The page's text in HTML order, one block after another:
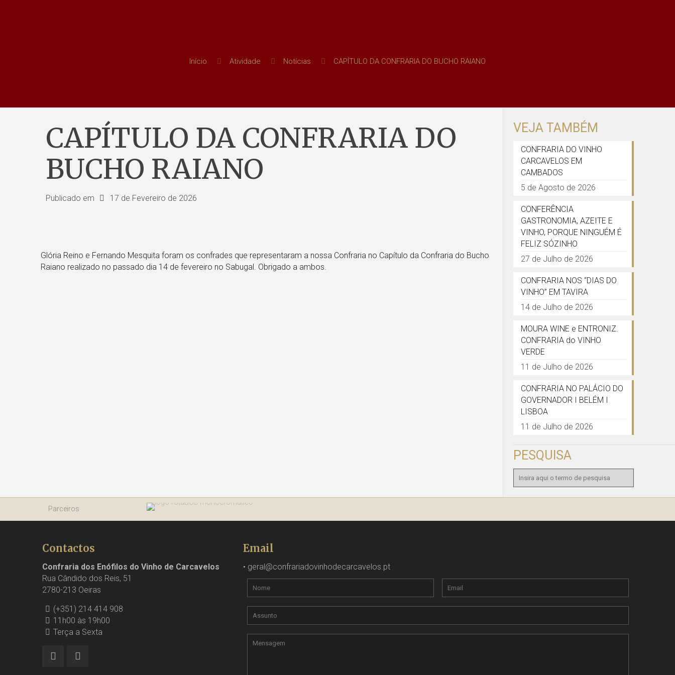
Início Atividade Notícias CAPÍTULO DA CONFRARIA DO BUCHO RAIANO
CAPÍTULO DA CONFRARIA DO
BUCHO RAIANO
Publicado em 17 de Fevereiro de 2026
Glória Reino e Fernando Mesquita foram os confrades que representaram a nossa Confraria no Capítulo da Confraria do Bucho
Raiano realizado no passado dia 14 de fevereiro no Sabugal. Obrigado a ambos.
VEJA TAMBÉM
CONFRARIA DO VINHO
CARCAVELOS EM
CAMBADOS
5 de Agosto de 2026
CONFERÊNCIA
GASTRONOMIA, AZEITE E
VINHO, PORQUE NINGUÉM É
FELIZ SÓZINHO
27 de Julho de 2026
CONFRARIA NOS “DIAS DO
VINHO” EM TAVIRA
14 de Julho de 2026
MOURA WINE e ENTRONIZ.
CONFRARIA do VINHO
VERDE
11 de Julho de 2026
CONFRARIA NO PALÁCIO DO
GOVERNADOR I BELÉM I
LISBOA
11 de Julho de 2026
PESQUISA
Parceiros
Contactos
Confraria dos Enófilos do Vinho de Carcavelos
Rua Cândido dos Reis, 51
2780-213 Oeiras
(+351) 214 414 908
11h00 às 19h00
Terça a Sexta
Email
• geral@confrariadovinhodecarcavelos.pt